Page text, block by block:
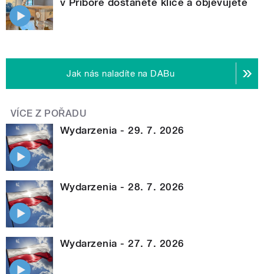
Jak nás naladíte na DABu
VÍCE Z POŘADU
Wydarzenia - 29. 7. 2026
Wydarzenia - 28. 7. 2026
Wydarzenia - 27. 7. 2026